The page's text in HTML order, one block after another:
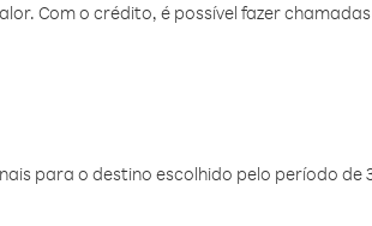
Com o crédito, é possível fazer
para o destino escolhido pelo período de